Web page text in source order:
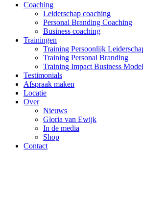
Coaching
Leiderschap coaching
Personal Branding Coaching
Business coaching
Trainingen
Training Persoonlijk
Training Personal Branding
Training Impact Business
Testimonials
Afspraak maken
Locatie
Over
Nieuws
Gloria van Ewijk
In de media
Shop
Contact